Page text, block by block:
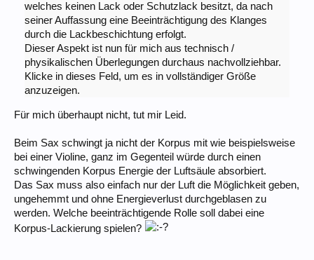
welches keinen Lack oder Schutzlack besitzt, da nach
seiner Auffassung eine Beeinträchtigung des Klanges
durch die Lackbeschichtung erfolgt.
Dieser Aspekt ist nun für mich aus technisch /
physikalischen Überlegungen durchaus nachvollziehbar.
Klicke in dieses Feld, um es in vollständiger Größe
anzuzeigen.
Für mich überhaupt nicht, tut mir Leid.
Beim Sax schwingt ja nicht der Korpus mit wie beispielsweise
bei einer Violine, ganz im Gegenteil würde durch einen
schwingenden Korpus Energie der Luftsäule absorbiert.
Das Sax muss also einfach nur der Luft die Möglichkeit geben,
ungehemmt und ohne Energieverlust durchgeblasen zu
werden. Welche beeinträchtigende Rolle soll dabei eine
Korpus-Lackierung spielen?